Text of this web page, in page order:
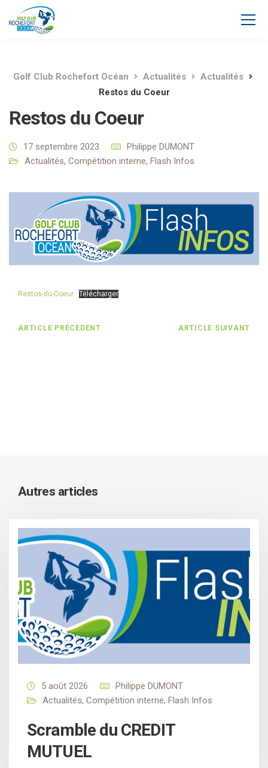
Golf Club Rochefort Océan Actualités
Actualités
Restos du Coeur
Restos du Coeur
17 septembre 2023
Philippe DUMONT
Actualités, Compétition interne, Flash Infos
Restos-du-Coeur Télécharger
ARTICLE PRÉCEDENT ARTICLE SUIVANT
Autres articles
5 août 2026
Philippe DUMONT
Actualités, Compétition interne, Flash Infos
Scramble du CREDIT
MUTUEL